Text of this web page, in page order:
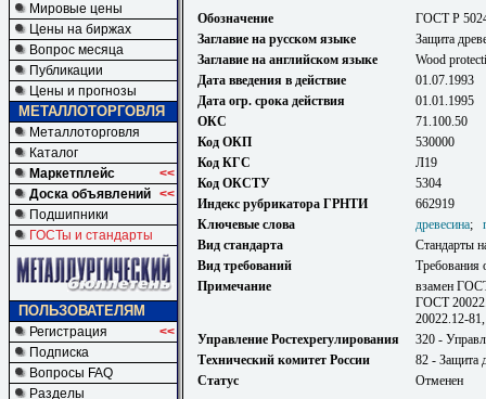
Мировые цены
Цены на биржах
Вопрос месяца
Публикации
Цены и прогнозы
МЕТАЛЛОТОРГОВЛЯ
Металлоторговля
Каталог
Маркетплейс
<<
Доска объявлений <<
Подшипники
ГОСТы и стандарты
ПОЛЬЗОВАТЕЛЯМ
Регистрация
<<
Подписка
Вопросы FAQ
Разделы
Обозначение
ГОСТ Р
Заглавие на русском языке
Защита
Заглавие на английском языке
Wood
Дата введения в действие
01.07.1993
Дата огр. срока действия
01.01.1995
ОКС
71.100.50
Код ОКП
530000
Код КГС
Л19
Код ОКСТУ
5304
Индекс рубрикатора ГРНТИ
662919
Ключевые слова
древесина;
Вид стандарта
Стандарты
Вид требований
Требования
Примечание
взамен
ГОСТ
20022.12-
Управление Ростехрегулирования
320 -
Технический комитет России
82 - Защита
Статус
Отменен